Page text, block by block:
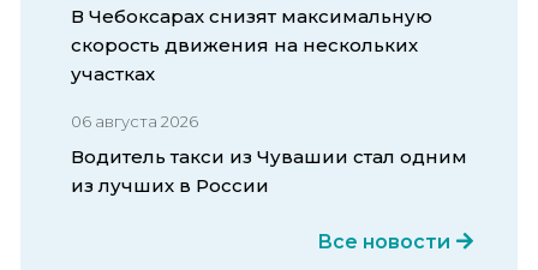
В Чебоксарах снизят максимальную
скорость движения на нескольких
участках
06 августа 2026
Водитель такси из Чувашии стал одним
из лучших в России
Все новости